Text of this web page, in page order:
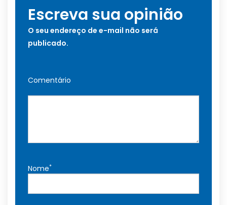
Escreva sua opinião
O seu endereço de e-mail não será
publicado.
Comentário
Nome*